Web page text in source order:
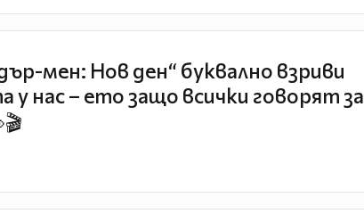
мен: Нов ден“ буквално взриви
у нас – ето защо всички говорят за